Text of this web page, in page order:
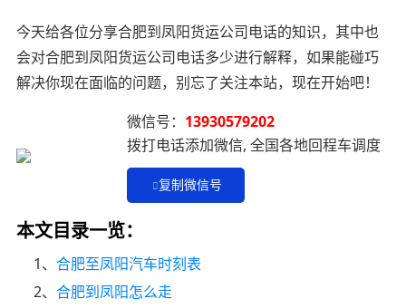
今天给各位分享合肥到凤阳货运公司电话的知识，其中也
会对合肥到凤阳货运公司电话多少进行解释，如果能碰巧
解决你现在面临的问题，别忘了关注本站，现在开始吧！
微信号： 13930579202
拨打电话添加微信, 全国各地回程车调度
复制微信号
本文目录一览：
1、合肥至凤阳汽车时刻表
2、合肥到凤阳怎么走